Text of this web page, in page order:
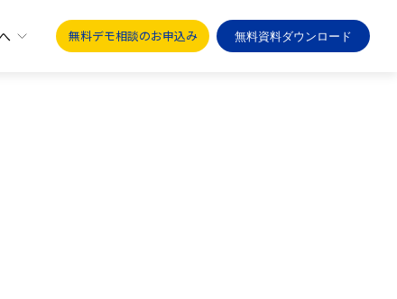
無料デモ相談のお申込み 無料資料ダウンロード